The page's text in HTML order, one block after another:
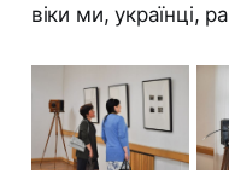
віки ми, українці,